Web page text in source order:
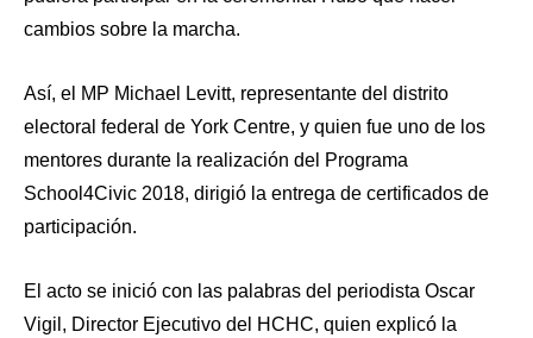
cambios sobre la marcha.
Así, el MP Michael Levitt, representante del distrito
electoral federal de York Centre, y quien fue uno de los
mentores durante la realización del Programa
School4Civic 2018, dirigió la entrega de certificados de
participación.
El acto se inició con las palabras del periodista Oscar
Vigil, Director Ejecutivo del HCHC, quien explicó la